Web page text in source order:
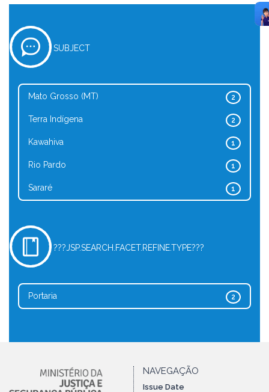
SUBJECT
2
Mato Grosso (MT)
2
Terra Indígena
1
Kawahiva
1
Rio Pardo
1
Sararé
???JSP.SEARCH.FACET.REFINE.TYPE???
2
Portaria
NAVEGAÇÃO
Issue Date